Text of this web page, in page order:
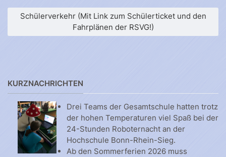
Schülerverkehr (Mit Link zum Schülerticket und den
Fahrplänen der RSVG!)
KURZNACHRICHTEN
Drei Teams der Gesamtschule hatten trotz
der hohen Temperaturen viel Spaß bei der
24-Stunden Roboternacht an der
Hochschule Bonn-Rhein-Sieg.
Ab den Sommerferien 2026 muss